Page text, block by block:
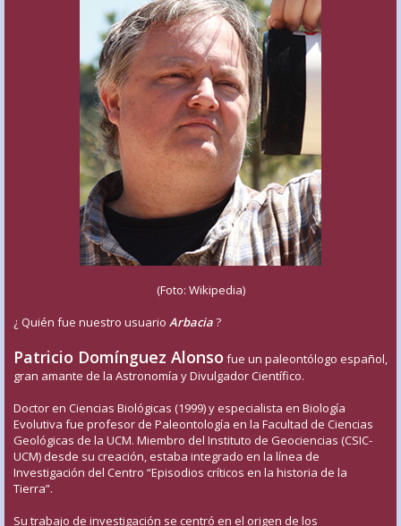
(Foto: Wikipedia)
¿ Quién fue nuestro usuario Arbacia?
Patricio Domínguez Alonso fue un paleontólogo español,
gran amante de la Astronomía y Divulgador Científico.
Doctor en Ciencias Biológicas (1999) y especialista en Biología
Evolutiva fue profesor de Paleontología en la Facultad de Ciencias
Geológicas de la UCM. Miembro del Instituto de Geociencias (CSIC-
UCM) desde su creación, estaba integrado en la línea de
Investigación del Centro “Episodios críticos en la historia de la
Tierra”.
Su trabajo de investigación se centró en el origen de los